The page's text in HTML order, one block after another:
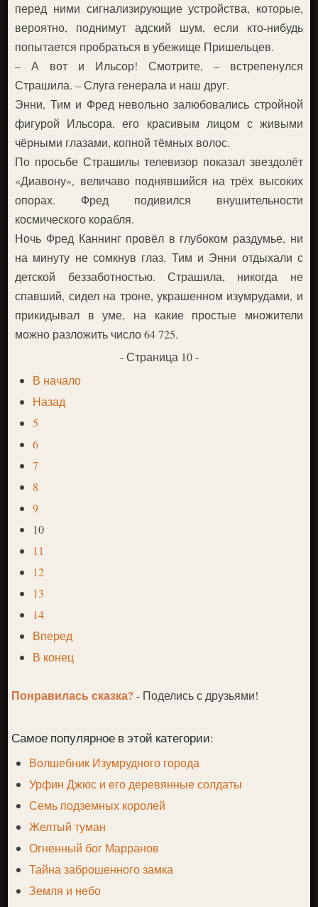
перед ними сигнализирующие устройства, которые,
вероятно, поднимут адский шум, если кто-нибудь
попытается пробраться в убежище Пришельцев.
– А вот и Ильсор! Смотрите, – встрепенулся
Страшила. – Слуга генерала и наш друг.
Энни, Тим и Фред невольно залюбовались стройной
фигурой Ильсора, его красивым лицом с живыми
чёрными глазами, копной тёмных волос.
По просьбе Страшилы телевизор показал звездолёт
«Диавону», величаво поднявшийся на трёх высоких
опорах. Фред подивился внушительности
космического корабля.
Ночь Фред Каннинг провёл в глубоком раздумье, ни
на минуту не сомкнув глаз. Тим и Энни отдыхали с
детской беззаботностью. Страшила, никогда не
спавший, сидел на троне, украшенном изумрудами, и
прикидывал в уме, на какие простые множители
можно разложить число 64 725.
- Страница 10 -
В начало
Назад
5
6
7
8
9
10
11
12
13
14
Вперед
В конец
Понравилась сказка?- Поделись с друзьями!
Самое популярное в этой категории:
Волшебник Изумрудного города
Урфин Джюс и его деревянные солдаты
Семь подземных королей
Желтый туман
Огненный бог Марранов
Тайна заброшенного замка
Земля и небо